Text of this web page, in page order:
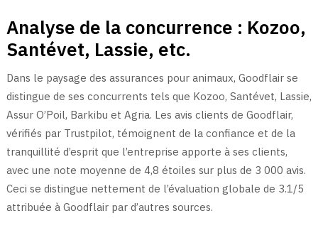
Analyse de la concurrence : Kozoo,
Santévet, Lassie, etc.
Dans le paysage des assurances pour animaux, Goodflair se
distingue de ses concurrents tels que Kozoo, Santévet, Lassie,
Assur O’Poil, Barkibu et Agria. Les avis clients de Goodflair,
vérifiés par Trustpilot, témoignent de la confiance et de la
tranquillité d’esprit que l’entreprise apporte à ses clients,
avec une note moyenne de 4,8 étoiles sur plus de 3 000 avis.
Ceci se distingue nettement de l’évaluation globale de 3.1/5
attribuée à Goodflair par d’autres sources.